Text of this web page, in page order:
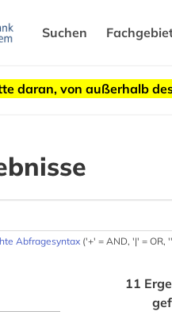
Suchen
daran, von außerhalb
Abfragesyntax ('+' = AND, '|' = OR,
11